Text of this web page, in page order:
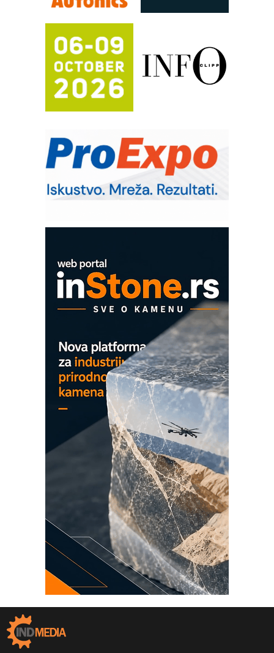
Automatizacija pakovanja · Display
Potpuna efikasnost bez složenih
sistema
Trajna oznaka kao dugoročna korist
Bezbednost na prvom mestu!
IB BLUMENAUER - više od 40 godina
poverenja u industriji
– Pametna signalizacija za efikasnije
upravljanje mašinama
Sigurnije ispitivanje transformatora u
solarnim elektranama i vetroparkovima
Pranje točkova na gradilištu- standard
Proizvodnja iC7 Hybrid 1500 VDC
COMBYPACK
EVOKS Maintenance Management
ROSA i SCHUNK podižu proizvodnju
Detekcija različitih oblika